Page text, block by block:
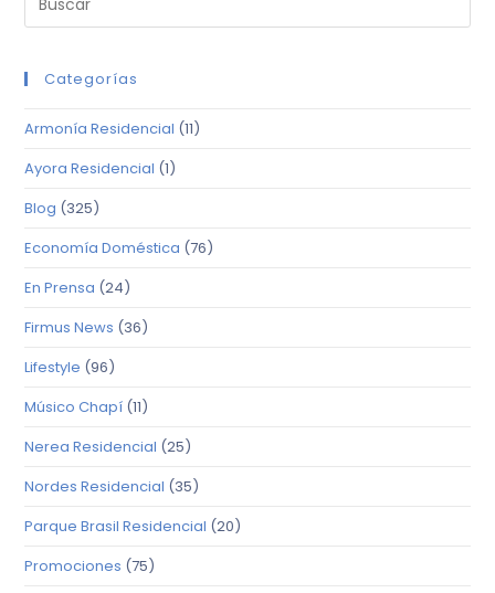
Categorías
Armonía Residencial (11)
Ayora Residencial (1)
Blog (325)
Economía Doméstica (76)
En Prensa (24)
Firmus News (36)
Lifestyle (96)
Músico Chapí (11)
Nerea Residencial (25)
Nordes Residencial (35)
Parque Brasil Residencial (20)
Promociones (75)